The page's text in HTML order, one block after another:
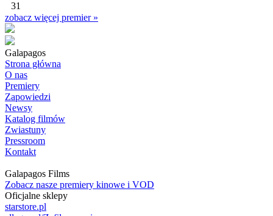
31
zobacz więcej premier »
Galapagos
Strona główna
O nas
Premiery
Zapowiedzi
Newsy
Katalog filmów
Zwiastuny
Pressroom
Kontakt
Galapagos Films
Zobacz nasze premiery kinowe i VOD
Oficjalne sklepy
starstore.pl